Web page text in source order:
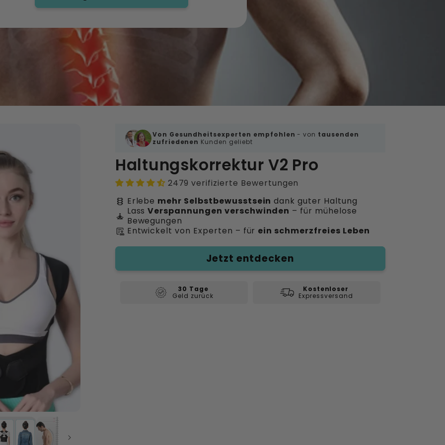
Von Gesundheitsexperten empfohlen - von tausenden
zufriedenen Kunden geliebt
Haltungskorrektur V2 Pro
2479 verifizierte Bewertungen
orthopedics Erlebe mehr Selbstbewusstsein dank guter Haltung
self_improvement LassVerspannungen verschwinden – für mühelose
Bewegungen
clinical_notes Entwickelt von Experten – für ein schmerzfreies Leben
Jetzt entdecken
30 Tage
Geld zurück
Kostenloser
Expressversand